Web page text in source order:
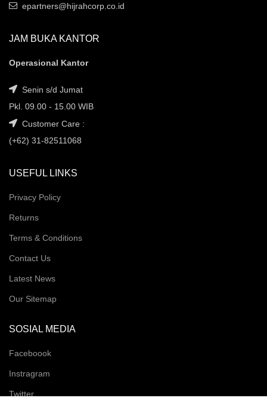
epartners@hijrahcorp.co.id
JAM BUKA KANTOR
Operasional Kantor
Senin s/d Jumat
Pkl. 09.00 - 15.00 WIB
Customer Care :
(+62) 31-82511068
USEFUL LINKS
Privacy Policy
Returns
Terms & Conditions
Contact Us
Latest News
Our Sitemap
SOSIAL MEDIA
Faceboook
Instragram
Twitter